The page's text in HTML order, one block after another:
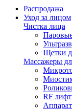
Распродажа
Уход за лицом
Чистка лица
Щетки
Массажеры
RF